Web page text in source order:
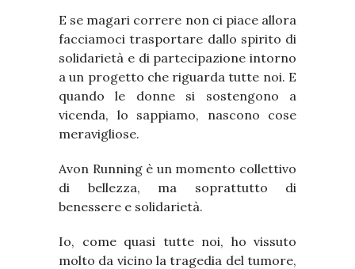
E se magari correre non ci piace allora
facciamoci trasportare dallo spirito di
solidarietà e di partecipazione intorno
a un progetto che riguarda tutte noi. E
quando le donne si sostengono a
vicenda, lo sappiamo, nascono cose
meravigliose.
Avon Running è un momento collettivo
di bellezza, ma soprattutto di
benessere e solidarietà.
Io, come quasi tutte noi, ho vissuto
molto da vicino la tragedia del tumore,